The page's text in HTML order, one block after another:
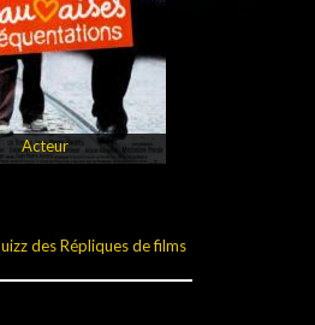
Acteur
des Répliques de films